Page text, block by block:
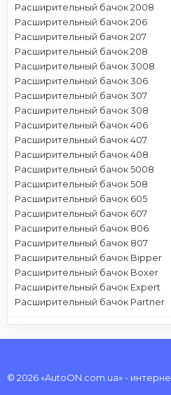
Расширительный бачок 2008
Расширительный бачок 206
Расширительный бачок 207
Расширительный бачок 208
Расширительный бачок 3008
Расширительный бачок 306
Расширительный бачок 307
Расширительный бачок 308
Расширительный бачок 406
Расширительный бачок 407
Расширительный бачок 408
Расширительный бачок 5008
Расширительный бачок 508
Расширительный бачок 605
Расширительный бачок 607
Расширительный бачок 806
Расширительный бачок 807
Расширительный бачок Bipper
Расширительный бачок Boxer
Расширительный бачок Expert
Расширительный бачок Partner
© 2026 «AutoON.com.ua» -